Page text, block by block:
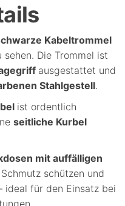
Kabeltrommel
sehen. Die Trommel ist
ausgestattet und
Stahlgestell.
ist ordentlich
seitliche Kurbel
mit auffälligen
schützen und
für den Einsatz bei